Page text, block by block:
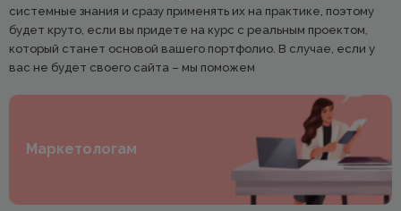
системные знания и сразу применять их на практике, поэтому
будет круто, если вы придете на курс с реальным проектом,
который станет основой вашего портфолио. В случае, если у
вас не будет своего сайта – мы поможем
Маркетологам